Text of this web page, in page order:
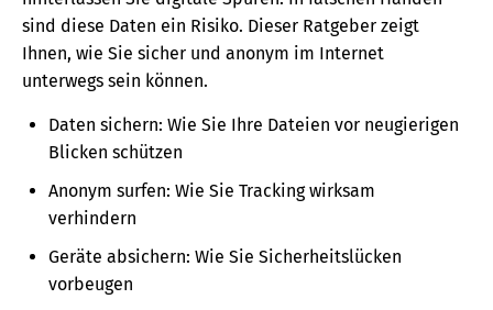
sind diese Daten ein Risiko. Dieser Ratgeber zeigt
Ihnen, wie Sie sicher und anonym im Internet
unterwegs sein können.
Daten sichern: Wie Sie Ihre Dateien vor neugierigen
Blicken schützen
Anonym surfen: Wie Sie Tracking wirksam
verhindern
Geräte absichern: Wie Sie Sicherheitslücken
vorbeugen